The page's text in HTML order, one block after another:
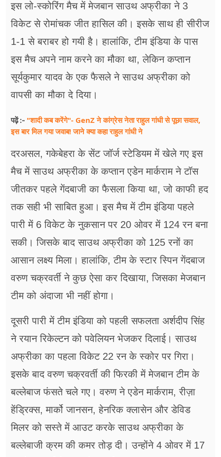
जॉब्स
अन्य खबरें
इस लो-स्कोरिंग मैच में मेजबान साउथ अफ्रीका ने 3
विकेट से रोमांचक जीत हासिल की। इसके साथ ही सीरीज
1-1 से बराबर हो गयी है। हालांकि, टीम इंडिया के पास
इस मैच अपने नाम करने का मौका था, लेकिन कप्तान
सूर्यकुमार यादव के एक फैसले ने साउथ अफ्रीका को
वापसी का मौका दे दिया।
पढ़ें :- "शादी कब करेंगे"- GenZ ने कांग्रेस नेता राहुल गांधी से पूछा सवाल,
इस बार मिल गया जवाब! जाने क्या कहा राहुल गांधी ने
दरअसल, गकेबेहरा के सेंट जॉर्ज स्टेडियम में खेले गए इस
मैच में साउथ अफ्रीका के कप्तान एडेन मार्कराम ने टॉस
जीतकर पहले गेंदबाजी का फैसला किया था, जो काफी हद
तक सही भी साबित हुआ। इस मैच में टीम इंडिया पहले
पारी में 6 विकेट के नुकसान पर 20 ओवर में 124 रन बना
सकी। जिसके बाद साउथ अफ्रीका को 125 रनों का
आसान लक्ष्य मिला। हालांकि, टीम के स्टार स्पिन गेंदबाज
वरुण चक्रवर्ती ने कुछ ऐसा कर दिखाया, जिसका मेजबान
टीम को अंदाजा भी नहीं होगा।
दूसरी पारी में टीम इंडिया को पहली सफलता अर्शदीप सिंह
ने रयान रिकेल्टन को पवेलियन भेजकर दिलाई। साउथ
अफ्रीका का पहला विकेट 22 रन के स्कोर पर गिरा।
इसके बाद वरुण चक्रवर्ती की फिरकी में मेजबान टीम के
बल्लेबाज फंसते चले गए। वरुण ने एडेन मार्कराम, रीज़ा
हेंड्रिक्स, मार्को जानसन, हेनरिक क्लासेन और डेविड
मिलर को सस्ते में आउट करके साउथ अफ्रीका के
बल्लेबाजी क्रम की कमर तोड़ दी। उन्होंने 4 ओवर में 17